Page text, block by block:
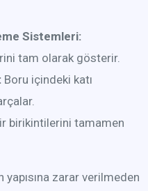
Sistemleri:
tam olarak gösterir.
Boru içindeki katı
birikintilerini tamamen
zarar verilmeden